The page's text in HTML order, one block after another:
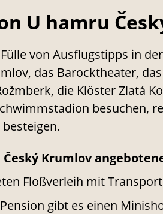
U hamru
von Ausflugstipps in
das Barocktheater,
die Klöster Zlatá
besuchen,
besteigen.
Krumlov
Floßverleih mit
gibt es einen